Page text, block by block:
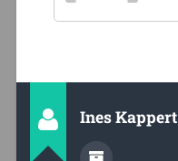
Ines Kappert